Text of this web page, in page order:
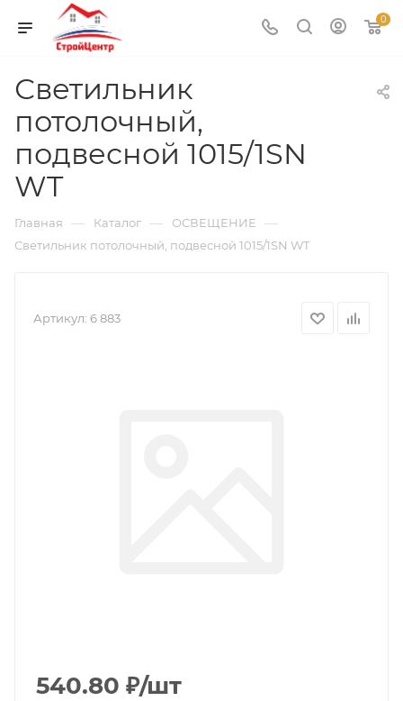
0
Светильник
потолочный,
подвесной 1015/1SN
WT
Главная — Каталог — ОСВЕЩЕНИЕ —
Светильник потолочный, подвесной 1015/1SN WT
Артикул: 6 883
540.80 ₽/шт